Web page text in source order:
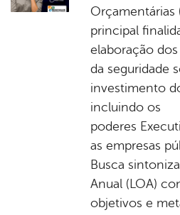
Orçamentárias
principal
elaboração
da seguridade
investimento
incluindo os
poderes
as empresas
Busca
Anual (LOA)
objetivos e